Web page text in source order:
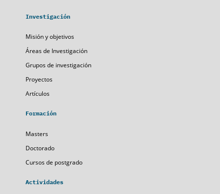
Investigación
Misión y objetivos
Áreas de Investigación
Grupos de investigación
Proyectos
Artículos
Formación
Masters
Doctorado
Cursos de postgrado
Actividades